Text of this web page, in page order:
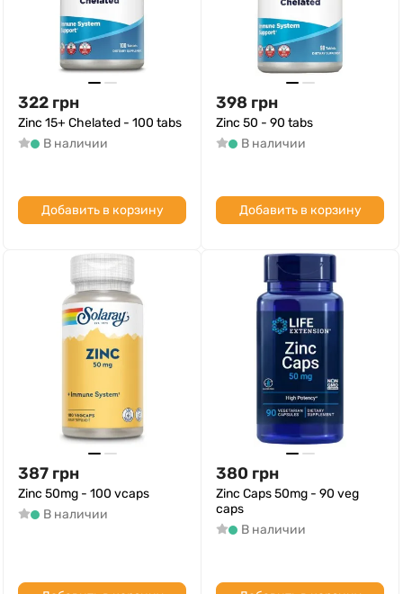
322 грн
Zinc 15+ Chelated - 100 tabs
В наличии
Добавить в корзину
398 грн
Zinc 50 - 90 tabs
В наличии
Добавить в корзину
387 грн
Zinc 50mg - 100 vcaps
В наличии
380 грн
Zinc Caps 50mg - 90 veg
caps
В наличии